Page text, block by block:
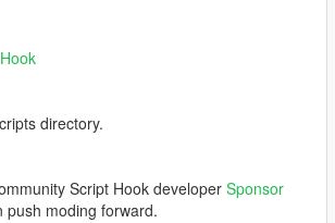
directory.
Script Hook developer Sponsor
push moding forward.